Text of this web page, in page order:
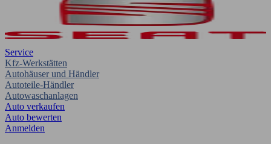
Service
Kfz-Werkstätten
Autohäuser und Händler
Autoteile-Händler
Autowaschanlagen
Auto verkaufen
Auto bewerten
Anmelden